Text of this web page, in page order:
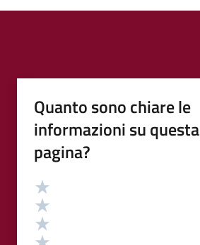
Quanto sono chiare le
informazioni su questa
pagina?
Valutazione